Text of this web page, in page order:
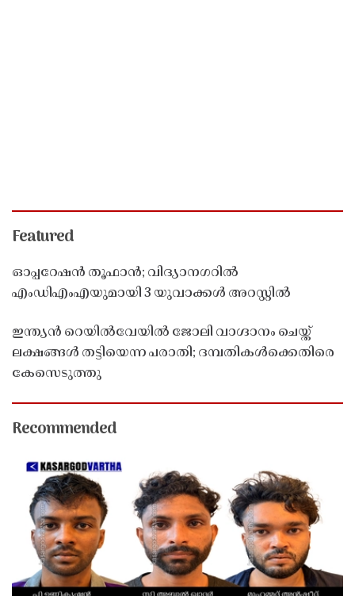
Featured
ഓപ്പറേഷൻ തൂഫാൻ; വിദ്യാനഗറിൽ
എംഡിഎംഎയുമായി 3 യുവാക്കൾ അറസ്റ്റിൽ
ഇന്ത്യൻ റെയിൽവേയിൽ ജോലി വാഗ്ദാനം ചെയ്ത്
ലക്ഷങ്ങൾ തട്ടിയെന്ന പരാതി; ദമ്പതികൾക്കെതിരെ
കേസെടുത്തു
Recommended